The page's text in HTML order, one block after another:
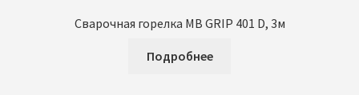
Сварочная горелка MB GRIP 401 D, 3м
Подробнее